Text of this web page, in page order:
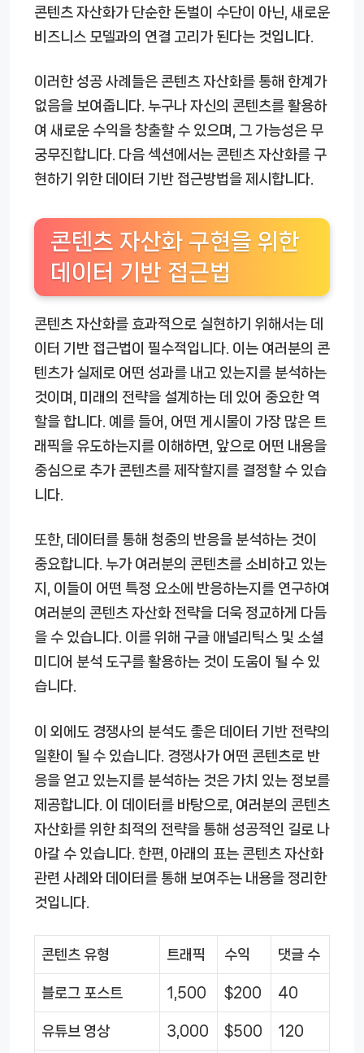
콘텐츠 자산화가 단순한 돈벌이 수단이 아닌, 새로운
비즈니스 모델과의 연결 고리가 된다는 것입니다.
이러한 성공 사례들은 콘텐츠 자산화를 통해 한계가
없음을 보여줍니다. 누구나 자신의 콘텐츠를 활용하
여 새로운 수익을 창출할 수 있으며, 그 가능성은 무
궁무진합니다. 다음 섹션에서는 콘텐츠 자산화를 구
현하기 위한 데이터 기반 접근방법을 제시합니다.
콘텐츠 자산화 구현을 위한
데이터 기반 접근법
콘텐츠 자산화를 효과적으로 실현하기 위해서는 데
이터 기반 접근법이 필수적입니다. 이는 여러분의 콘
텐츠가 실제로 어떤 성과를 내고 있는지를 분석하는
것이며, 미래의 전략을 설계하는 데 있어 중요한 역
할을 합니다. 예를 들어, 어떤 게시물이 가장 많은 트
래픽을 유도하는지를 이해하면, 앞으로 어떤 내용을
중심으로 추가 콘텐츠를 제작할지를 결정할 수 있습
니다.
또한, 데이터를 통해 청중의 반응을 분석하는 것이
중요합니다. 누가 여러분의 콘텐츠를 소비하고 있는
지, 이들이 어떤 특정 요소에 반응하는지를 연구하여
여러분의 콘텐츠 자산화 전략을 더욱 정교하게 다듬
을 수 있습니다. 이를 위해 구글 애널리틱스 및 소셜
미디어 분석 도구를 활용하는 것이 도움이 될 수 있
습니다.
이 외에도 경쟁사의 분석도 좋은 데이터 기반 전략의
일환이 될 수 있습니다. 경쟁사가 어떤 콘텐츠로 반
응을 얻고 있는지를 분석하는 것은 가치 있는 정보를
제공합니다. 이 데이터를 바탕으로, 여러분의 콘텐츠
자산화를 위한 최적의 전략을 통해 성공적인 길로 나
아갈 수 있습니다. 한편, 아래의 표는 콘텐츠 자산화
관련 사례와 데이터를 통해 보여주는 내용을 정리한
것입니다.
콘텐츠 유형 트래픽 수익 댓글 수
블로그 포스트 1,500 $200 40
유튜브 영상 3,000 $500 120